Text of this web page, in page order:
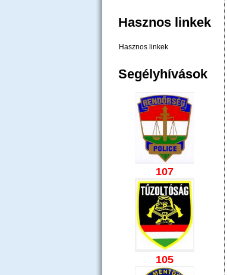
Hasznos linkek
Hasznos linkek
Segélyhívások
107
105